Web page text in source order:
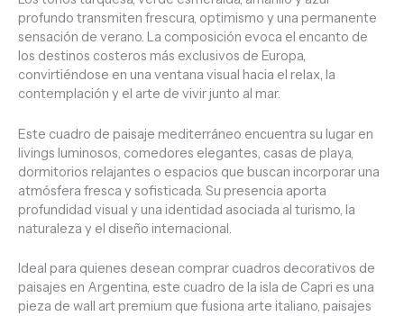
profundo transmiten frescura, optimismo y una permanente
sensación de verano. La composición evoca el encanto de
los destinos costeros más exclusivos de Europa,
convirtiéndose en una ventana visual hacia el relax, la
contemplación y el arte de vivir junto al mar.
Este cuadro de paisaje mediterráneo encuentra su lugar en
livings luminosos, comedores elegantes, casas de playa,
dormitorios relajantes o espacios que buscan incorporar una
atmósfera fresca y sofisticada. Su presencia aporta
profundidad visual y una identidad asociada al turismo, la
naturaleza y el diseño internacional.
Ideal para quienes desean comprar cuadros decorativos de
paisajes en Argentina, este cuadro de la isla de Capri es una
pieza de wall art premium que fusiona arte italiano, paisajes